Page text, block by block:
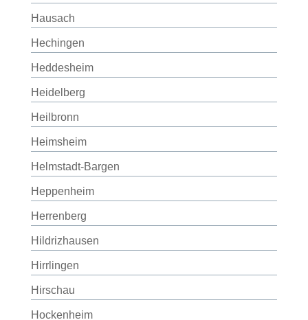
Hausach
Hechingen
Heddesheim
Heidelberg
Heilbronn
Heimsheim
Helmstadt-Bargen
Heppenheim
Herrenberg
Hildrizhausen
Hirrlingen
Hirschau
Hockenheim